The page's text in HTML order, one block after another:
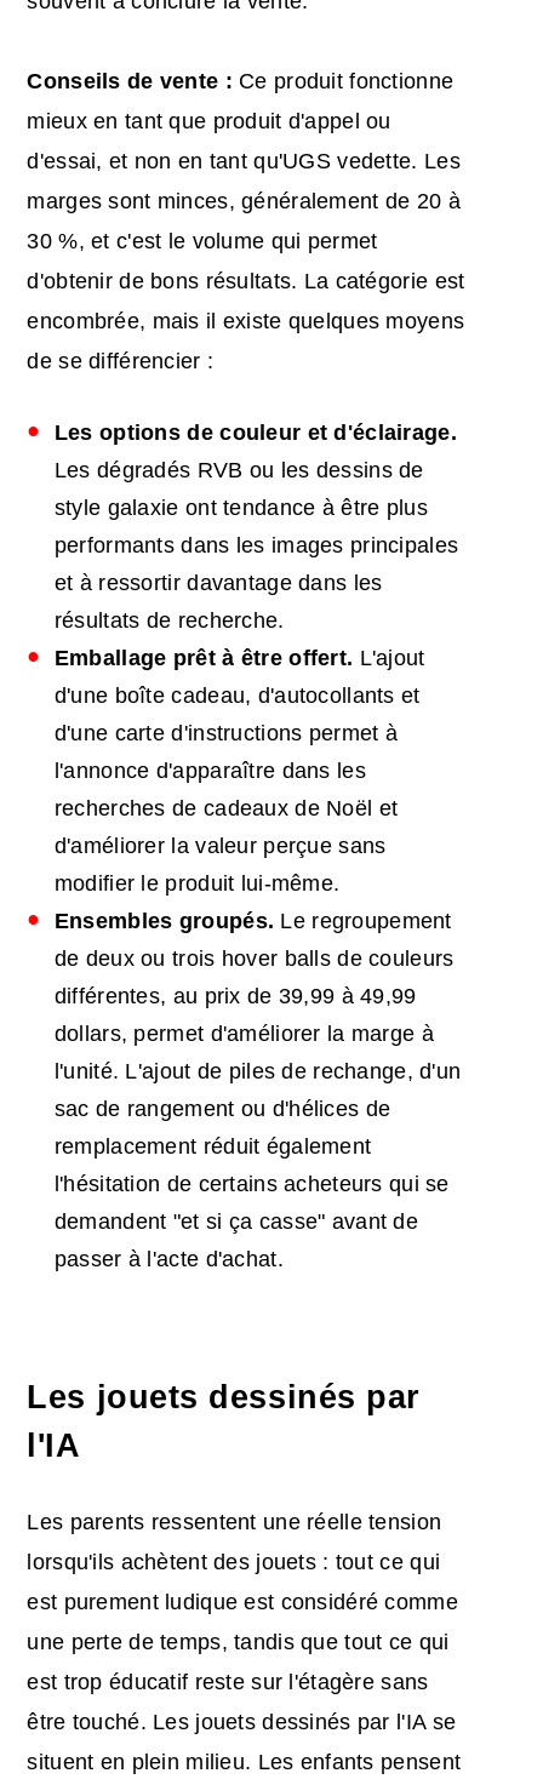
Conseils de vente : Ce produit fonctionne
mieux en tant que produit d'appel ou
d'essai, et non en tant qu'UGS vedette. Les
marges sont minces, généralement de 20 à
30 %, et c'est le volume qui permet
d'obtenir de bons résultats. La catégorie est
encombrée, mais il existe quelques moyens
de se différencier :
Les options de couleur et d'éclairage.
Les dégradés RVB ou les dessins de
style galaxie ont tendance à être plus
performants dans les images principales
et à ressortir davantage dans les
résultats de recherche.
Emballage prêt à être offert. L'ajout
d'une boîte cadeau, d'autocollants et
d'une carte d'instructions permet à
l'annonce d'apparaître dans les
recherches de cadeaux de Noël et
d'améliorer la valeur perçue sans
modifier le produit lui-même.
Ensembles groupés. Le regroupement
de deux ou trois hover balls de couleurs
différentes, au prix de 39,99 à 49,99
dollars, permet d'améliorer la marge à
l'unité. L'ajout de piles de rechange, d'un
sac de rangement ou d'hélices de
remplacement réduit également
l'hésitation de certains acheteurs qui se
demandent "et si ça casse" avant de
passer à l'acte d'achat.
Les jouets dessinés par
l'IA
Les parents ressentent une réelle tension
lorsqu'ils achètent des jouets : tout ce qui
est purement ludique est considéré comme
une perte de temps, tandis que tout ce qui
est trop éducatif reste sur l'étagère sans
être touché. Les jouets dessinés par l'IA se
situent en plein milieu. Les enfants pensent